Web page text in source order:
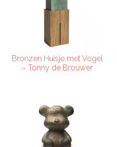
Bronzen Huisje met Vogel
– Tonny de Brouwer